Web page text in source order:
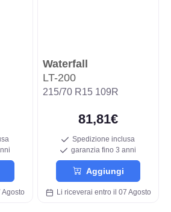
Waterfall
LT-200
215/70 R15 109R
81,81€
Spedizione inclusa
garanzia fino 3 anni
Aggiungi
Li riceverai entro il 07 Agosto